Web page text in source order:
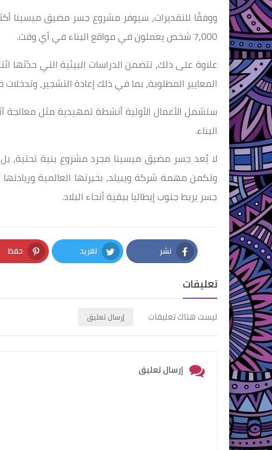
7,000 شخص يعملون في مواقع البناء في أي وقت.
علاوة على ذلك، تتضمن الدراسات البيئية التي حدّثها
المعايير المطلوبة، بما في ذلك إعادة التشجير،
ستشمل الأعمال الأولية أنشطة تمهيدية مثل معالجة
البناء.
لا يُعد جسر مضيق ميسينا مجرد مشروع بنية تحتية،
وتكمن مهمة شركة ويبيلد، بخبرتها العالمية
جسر يربط جنوب إيطاليا ببقية أنحاء البلاد.
نشر
Facebook
تغريد
Twitter
حفظ
تعليقات
ليست هناك تعليقات إرسال تعليق
إرسال تعليق